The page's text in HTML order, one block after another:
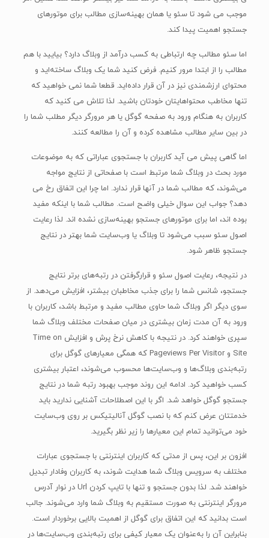
موجب می شود تا سئو یا همان بهینه‌سازی مطالب برای موتورهای
جستجو اهمیت پیدا کند.
اما سئو مطالب چه ارتباطی به کسب درآمد از وبلاگ دارد؟ بیایید با هم
مطالب را از ابتدا مرور کنیم. فرض کنید شما یک وبلاگ ساخته‌اید و
محتوای ارزشمندی نیز در آن قرار داده‌اید. قطعا شما نمی خواهید که
تنها مخاطب محتواهایتان خودتان باشید. لذا تلاش می کنید که
کاربران به هنگام ورود به صفحه گوگل یا هر مرورگر دیگر مطلب شما را
در بین سایر مطالب مشاهده کرده و آن را مطالعه کنند.
اما گاهی پیش می آید کاربران با جستجوی عباراتی که به موضوعات
مورد بحث در وبلاگ شما مرتبط است با صفحاتی از نتایج مواجه
می‌شوند، که مطالب شما در آنها قرار ندارد. اما چرا این اتفاق رخ می
دهد؟ جواب این سوال خیلی واضح است. مطالب شما با اینکه مفید
بوده اند، اما برای موتورهای جستجو بهینه‌سازی نشده اند. لذا رعایت
اصول سئو سبب می‌شود تا وبلاگ یا وب‌سایت شما بهتر در نتایج
جستجو ظاهر شود.
در نتیجه، رعایت اصول سئو و قرارگرفتن در رتبه‌های برتر نتایج
جستجو، شانس شما را برای جذب مخاطبان بیشتر، افزایش می‌دهد. از
سوی دیگر اگر وبلاگ شما حاوی مطالب مفید و مرتبط باشد، کاربران با
ورود به آن مدت زمان بیشتری در میان صفحات مختلف وبلاگ شما
سپری خواهند کرد. در نتیجه با کاهش نرخ پرش و افزایش Time on
Site و Pageviews Per Visitor که همگی معیارهای گوگل برای
رتبه‌بندی وبلاگ‌ها و وب‌سایت‌ها محسوب می‌شوند، اعتبار بیشتری
کسب خواهید کرد. ادامه این روند موجب بهبود رتبه شما در نتایج
جستجو گوگل خواهد شد. اگر با این اصطلاحات آشنایی ندارید باید
خدمتتان عرض کنم که با نصب گوگل آنالیتیکس بر روی وب‌سایت
خود می‌توانید تمام این معیارها را زیر نظر بگیرید.
افزون بر این، پس از مدتی که کاربران اینترنتی با جستجوی عبارات
مختلف به سرویس وبلاگ شما هدایت شوند، به کاربران وفادار تبدیل
خواهند شد. لذا بدون جستجو و تنها با تایپ کردن Url در نوار آدرس
مرورگر اینترنتی به‌ صورت مستقیم به وبلاگ شما وارد می‌شوند. جالب
است بدانید که این اتفاق برای گوگل از اهمیت بالایی برخوردار است.
بنابراین آن را به‌عنوان یک معیار کیفی برای رتبه‌بندی وب‌سایت‌ها در